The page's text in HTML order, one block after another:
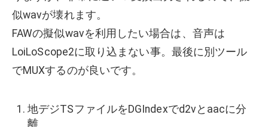
似wavが壊れます。
FAWの擬似wavを利用したい場合は、音声は
LoiLoScope2に取り込まない事。最後に別ツール
でMUXするのが良いです。
地デジTSファイルをDGIndexでd2vとaacに分
離